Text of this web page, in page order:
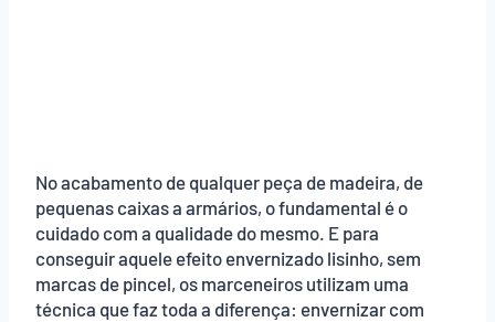
No acabamento de qualquer peça de madeira, de
pequenas caixas a armários, o fundamental é o
cuidado com a qualidade do mesmo. E para
conseguir aquele efeito envernizado lisinho, sem
marcas de pincel, os marceneiros utilizam uma
técnica que faz toda a diferença: envernizar com